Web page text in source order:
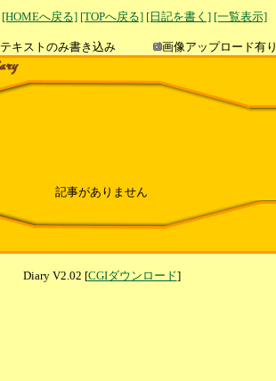
[HOMEへ戻る] [TOPへ戻る] [日記を書く] [一覧表示]
テキストのみ書き込み
画像アップロード有り
記事がありません
Diary V2.02 [CGIダウンロード]